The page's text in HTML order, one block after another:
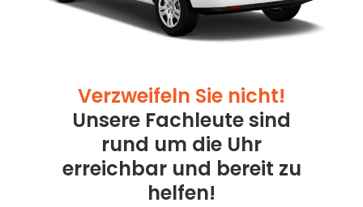
Verzweifeln Sie nicht!
Unsere Fachleute sind
rund um die Uhr
erreichbar und bereit zu
helfen!